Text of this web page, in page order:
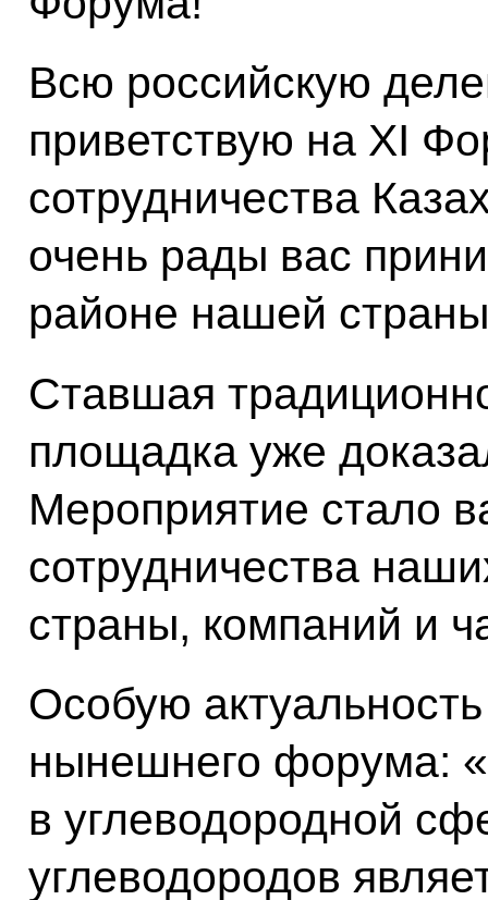
Всю российскую
приветствую на XI
сотрудничества
очень рады вас
районе нашей
Ставшая
площадка уже
Мероприятие стало
сотрудничества
страны, компаний и
Особую
нынешнего форума:
в углеводородной
углеводородов